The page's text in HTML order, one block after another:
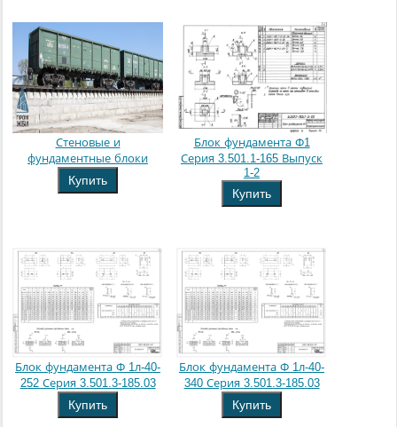
Стеновые и
фундаментные блоки
Купить
Блок фундамента Ф1
Серия 3.501.1-165 Выпуск
1-2
Купить
Блок фундамента Ф 1л-40-
252 Серия 3.501.3-185.03
Купить
Блок фундамента Ф 1л-40-
340 Серия 3.501.3-185.03
Купить